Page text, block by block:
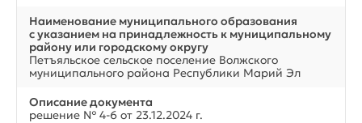
Наименование муниципального образования
с указанием на принадлежность к муниципальному
району или городскому округу
Петъяльское сельское поселение Волжского
муниципального района Республики Марий Эл
Описание документа
решение № 4-6 от 23.12.2024 г.